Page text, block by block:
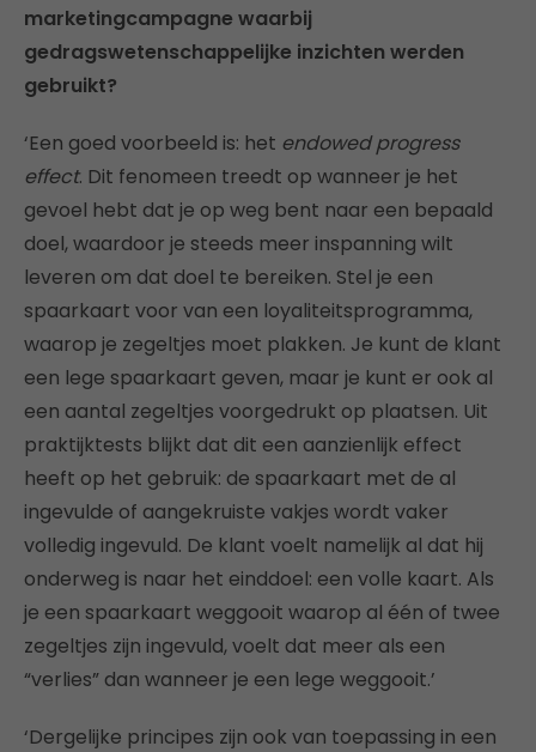
marketingcampagne waarbij
gedragswetenschappelijke inzichten werden
gebruikt?
‘Een goed voorbeeld is: het endowed progress
effect. Dit fenomeen treedt op wanneer je het
gevoel hebt dat je op weg bent naar een bepaald
doel, waardoor je steeds meer inspanning wilt
leveren om dat doel te bereiken. Stel je een
spaarkaart voor van een loyaliteitsprogramma,
waarop je zegeltjes moet plakken. Je kunt de klant
een lege spaarkaart geven, maar je kunt er ook al
een aantal zegeltjes voorgedrukt op plaatsen. Uit
praktijktests blijkt dat dit een aanzienlijk effect
heeft op het gebruik: de spaarkaart met de al
ingevulde of aangekruiste vakjes wordt vaker
volledig ingevuld. De klant voelt namelijk al dat hij
onderweg is naar het einddoel: een volle kaart. Als
je een spaarkaart weggooit waarop al één of twee
zegeltjes zijn ingevuld, voelt dat meer als een
“verlies” dan wanneer je een lege weggooit.’
‘Dergelijke principes zijn ook van toepassing in een